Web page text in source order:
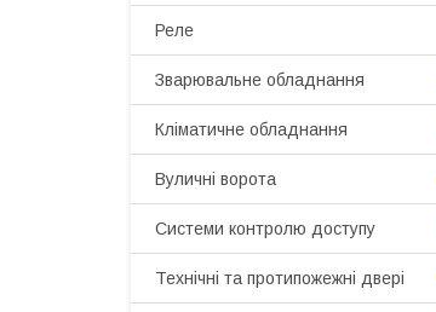
Реле
Зварювальне обладнання
Кліматичне обладнання
Вуличні ворота
Системи контролю доступу
Технічні та протипожежні двері